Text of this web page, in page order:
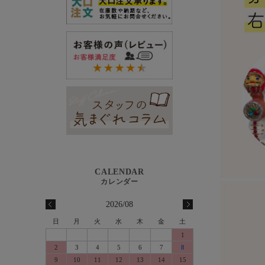
2026/08
日 月 火 水 木 金
土
1
2
3 4 5 6 7
8
9
10 11 12 13 14 15